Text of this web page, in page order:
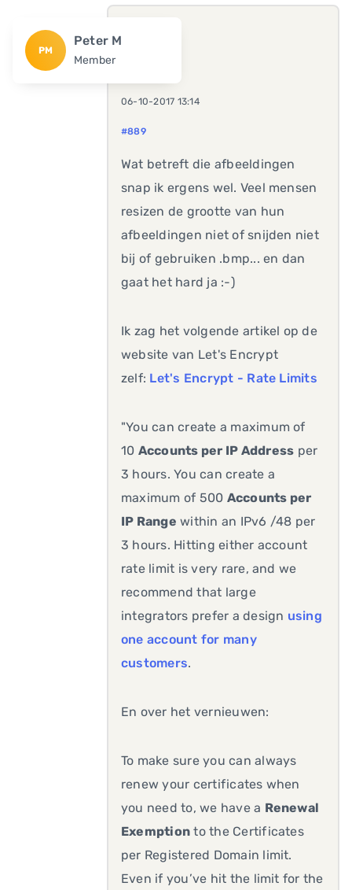
PM
Peter M
Member
06-10-2017 13:14
#889
Wat betreft die afbeeldingen
snap ik ergens wel. Veel mensen
resizen de grootte van hun
afbeeldingen niet of snijden niet
bij of gebruiken .bmp... en dan
gaat het hard ja :-)
Ik zag het volgende artikel op de
website van Let's Encrypt
zelf: Let's Encrypt - Rate Limits
"You can create a maximum of
10 Accounts per IP Address per
3 hours. You can create a
maximum of 500 Accounts per
IP Range within an IPv6 /48 per
3 hours. Hitting either account
rate limit is very rare, and we
recommend that large
integrators prefer a design using
one account for many
customers.
En over het vernieuwen:
To make sure you can always
renew your certificates when
you need to, we have a Renewal
Exemption to the Certificates
per Registered Domain limit.
Even if you’ve hit the limit for the